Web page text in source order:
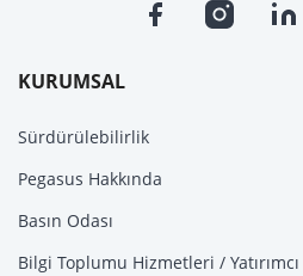
KURUMSAL
Sürdürülebilirlik
Pegasus Hakkında
Basın Odası
Bilgi Toplumu Hizmetleri /